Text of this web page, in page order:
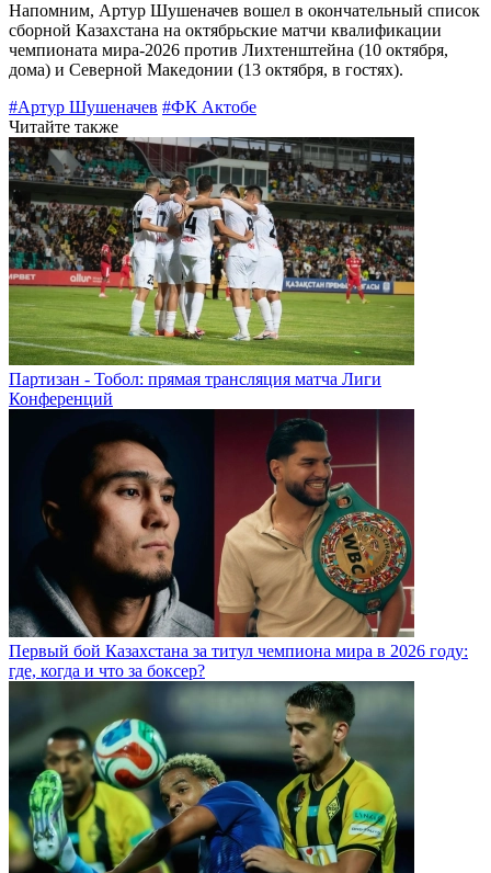
Напомним, Артур Шушеначев вошел в окончательный список
сборной Казахстана на октябрьские матчи квалификации
чемпионата мира-2026 против Лихтенштейна (10 октября,
дома) и Северной Македонии (13 октября, в гостях).
#Артур Шушеначев #ФК Актобе
Читайте также
Партизан - Тобол: прямая трансляция матча Лиги
Конференций
Первый бой Казахстана за титул чемпиона мира в 2026 году:
где, когда и что за боксер?